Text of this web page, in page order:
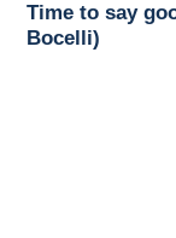
Time to say
Bocelli)